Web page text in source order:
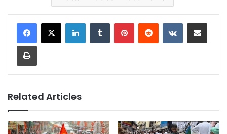
LinkedInTumblr PinterestReddit VKontakteShare via Email
Print
Related Articles